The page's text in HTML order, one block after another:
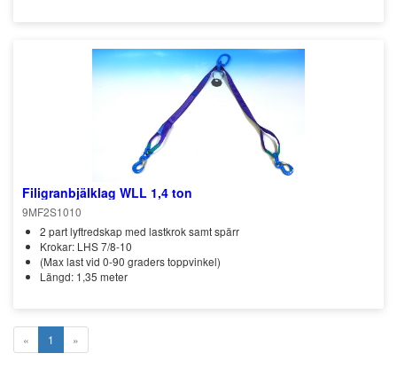
Filigranbjälklag WLL 1,4 ton
9MF2S1010
2 part lyftredskap med lastkrok samt spärr
Krokar: LHS 7/8-10
(Max last vid 0-90 graders toppvinkel)
Längd: 1,35 meter
« 1 »